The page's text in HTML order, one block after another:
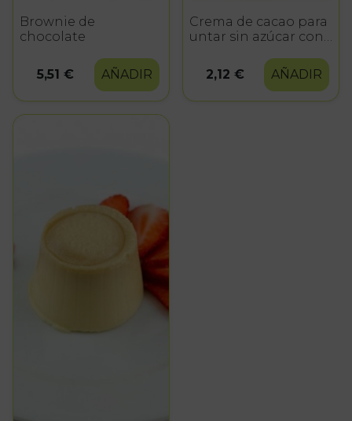
Brownie de
chocolate
5,51 € AÑADIR
Crema de cacao para
untar sin azúcar con
2,12 €
AÑADIR